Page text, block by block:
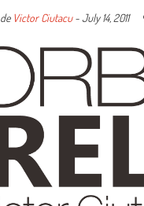
de Victor Ciutacu-July 14, 2011